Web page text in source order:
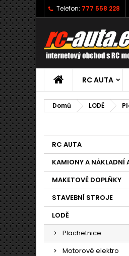
Telefon: 777 558 228
RC AUTA
Domů LODĚ
RC AUTA
KAMIONY A NÁKLADNÍ
MAKETOVÉ DOPLŇKY
STAVEBNÍ STROJE
LODĚ
Plachetnice
Motorové elektro